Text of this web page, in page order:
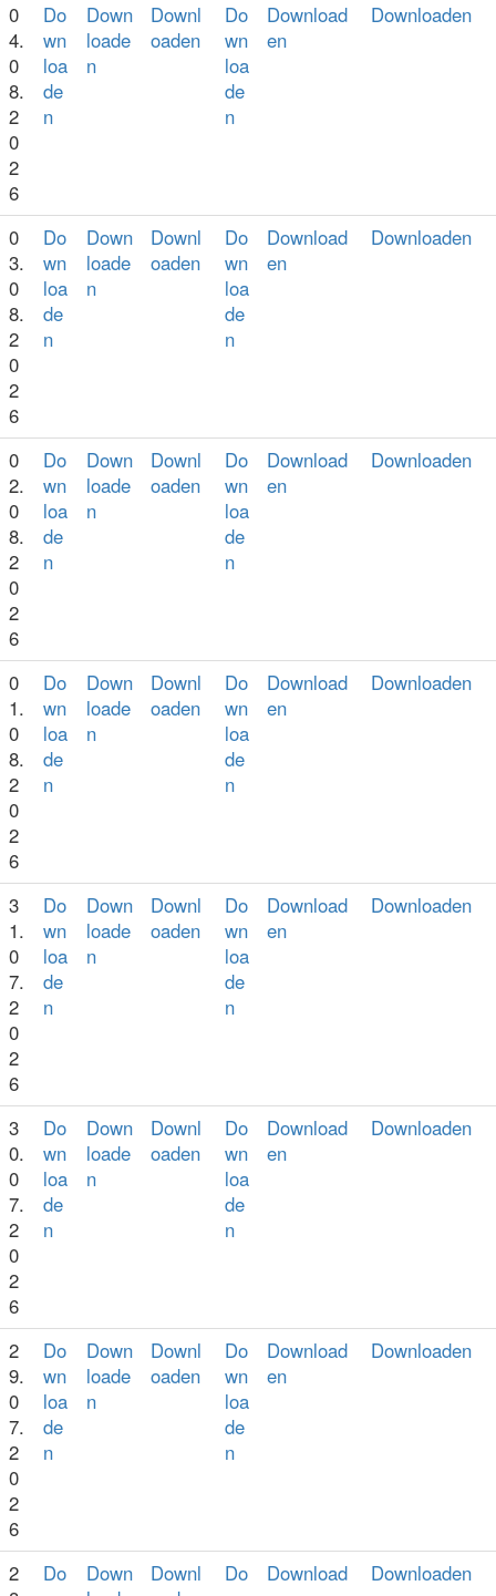
0
4.
0
8.
2
0
2
6
Do
wn
loa
de
n
Down
loade
n
Downl
oaden
Do
wn
loa
de
n
Download
en
Downloaden
0
3.
0
8.
2
0
2
6
Do
wn
loa
de
n
Down
loade
n
Downl
oaden
Do
wn
loa
de
n
Download
en
Downloaden
0
2.
0
8.
2
0
2
6
Do
wn
loa
de
n
Down
loade
n
Downl
oaden
Do
wn
loa
de
n
Download
en
Downloaden
0
1.
0
8.
2
0
2
6
Do
wn
loa
de
n
Down
loade
n
Downl
oaden
Do
wn
loa
de
n
Download
en
Downloaden
3
1.
0
7.
2
0
2
6
Do
wn
loa
de
n
Down
loade
n
Downl
oaden
Do
wn
loa
de
n
Download
en
Downloaden
3
0.
0
7.
2
0
2
6
Do
wn
loa
de
n
Down
loade
n
Downl
oaden
Do
wn
loa
de
n
Download
en
Downloaden
2
9.
0
7.
2
0
2
6
Do
wn
loa
de
n
Down
loade
n
Downl
oaden
Do
wn
loa
de
n
Download
en
Downloaden
2
Do
Down
Downl
Do
Download
Downloaden